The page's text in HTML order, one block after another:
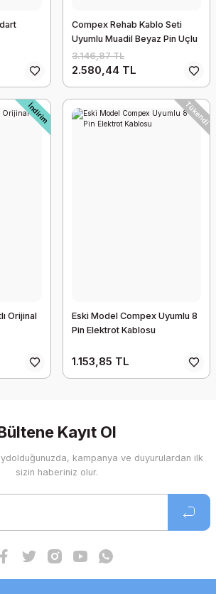
Compex Rehab Kablo Seti
Uyumlu Muadil Beyaz Pin Uçlu
3.146,87 TL
2.580,44 TL
İndirim
Orijinal
Tükendi
Eski Model Compex Uyumlu 8
Pin Elektrot Kablosu
1.153,85 TL
Kayıt Ol
kampanya ve duyurulardan ilk
sizin haberiniz olur.